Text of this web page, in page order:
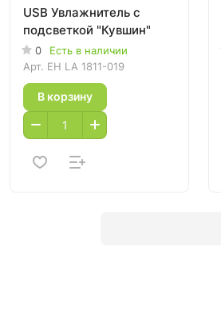
USB Увлажнитель с
подсветкой "Кувшин"
0
Есть в наличии
Арт. EH LA 1811-019
В корзину